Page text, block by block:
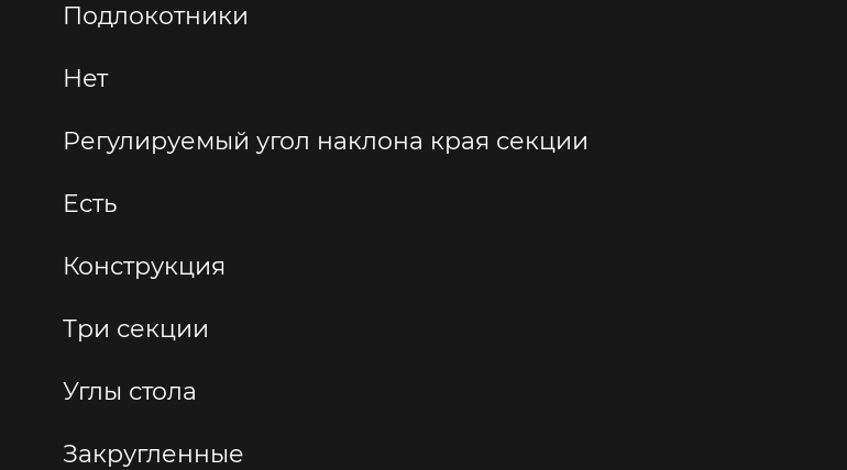
Подлокотники
Нет
Регулируемый угол наклона края секции
Есть
Конструкция
Три секции
Углы стола
Закругленные